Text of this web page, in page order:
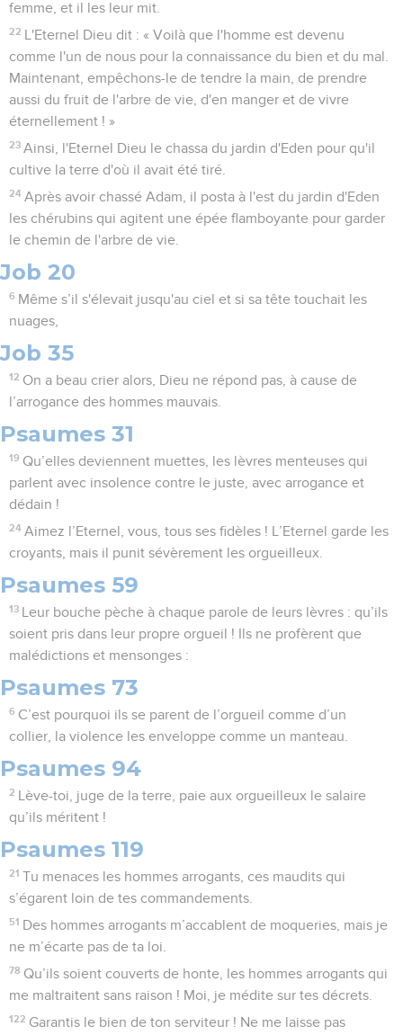
femme, et il les leur mit.
22
L'Eternel Dieu dit : « Voilà que l'homme est devenu
comme l'un de nous pour la connaissance du bien et du mal.
Maintenant, empêchons-le de tendre la main, de prendre
aussi du fruit de l'arbre de vie, d'en manger et de vivre
éternellement ! »
23 Ainsi, l'Eternel Dieu le chassa du jardin d'Eden pour qu'il
cultive la terre d'où il avait été tiré.
24 Après avoir chassé Adam, il posta à l'est du jardin d'Eden
les chérubins qui agitent une épée flamboyante pour garder
le chemin de l'arbre de vie.
Job 20
6 Même s’il s'élevait jusqu'au ciel et si sa tête touchait les
nuages,
Job 35
12 On a beau crier alors, Dieu ne répond pas, à cause de
l’arrogance des hommes mauvais.
Psaumes 31
19 Qu’elles deviennent muettes, les lèvres menteuses qui
parlent avec insolence contre le juste, avec arrogance et
dédain !
24 Aimez l’Eternel, vous, tous ses fidèles ! L’Eternel garde les
croyants, mais il punit sévèrement les orgueilleux.
Psaumes 59
13
Leur bouche pèche à chaque parole de leurs lèvres : qu’ils
soient pris dans leur propre orgueil ! Ils ne profèrent que
malédictions et mensonges :
Psaumes 73
6 C’est pourquoi ils se parent de l’orgueil comme d’un
collier, la violence les enveloppe comme un manteau.
Psaumes 94
2
Lève-toi, juge de la terre, paie aux orgueilleux le salaire
qu’ils méritent !
Psaumes 119
21 Tu menaces les hommes arrogants, ces maudits qui
s’égarent loin de tes commandements.
51 Des hommes arrogants m’accablent de moqueries, mais je
ne m’écarte pas de ta loi.
78 Qu’ils soient couverts de honte, les hommes arrogants qui
me maltraitent sans raison ! Moi, je médite sur tes décrets.
122 Garantis le bien de ton serviteur ! Ne me laisse pas